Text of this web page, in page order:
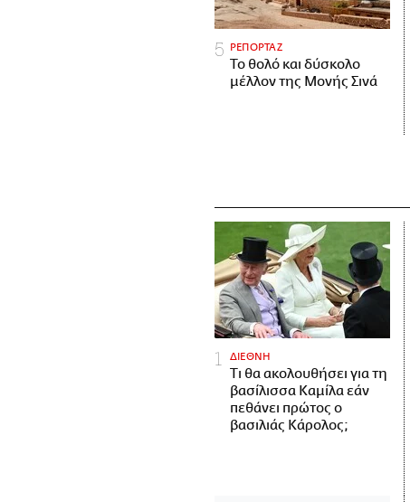
ΡΕΠΟΡΤΑΖ
Το θολό και δύσκολο
μέλλον της Μονής Σινά
ΔΙΕΘΝΗ
Τι θα ακολουθήσει για τη
βασίλισσα Καμίλα εάν
πεθάνει πρώτος ο
βασιλιάς Κάρολος;